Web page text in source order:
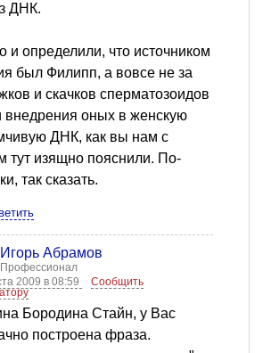
ДНК.
и определили, что источником
был Филипп, а вовсе не за
и скачков сперматозоидов
внедрения оных в женскую
ДНК, как вы нам с
тут изящно пояснили. По-
так сказать.
Игорь Абрамов
Профессионал
2009 в 08:59
Сообщить
Бородина Стайн, у Вас
построена фраза.